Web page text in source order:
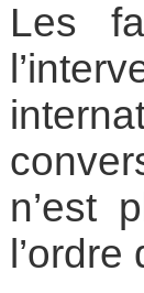
Les
n’est